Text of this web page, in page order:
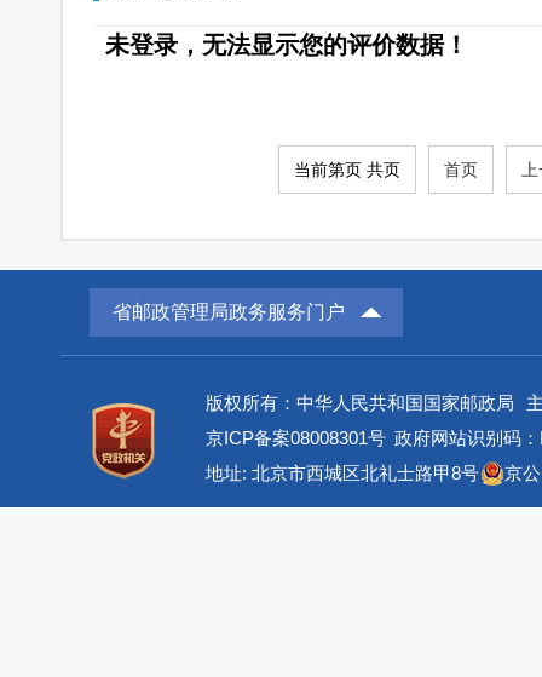
未登录，无法显示您的评价数据！
当前第页 共页 首页
省邮政管理局政务服务门户
版权所有：中华人民共和国国家邮政局
京ICP备案08008301号 政府网站识别码
地址: 北京市西城区北礼士路甲8号
京